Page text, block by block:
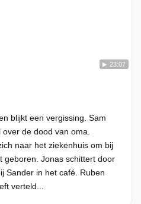
23:07
blijkt een vergissing. Sam
de dood van oma.
naar het ziekenhuis om bij
geboren. Jonas schittert door
Sander in het café. Ruben
verteld...